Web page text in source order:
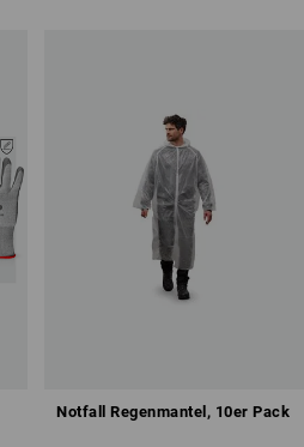
Notfall Regenmantel, 10er Pack